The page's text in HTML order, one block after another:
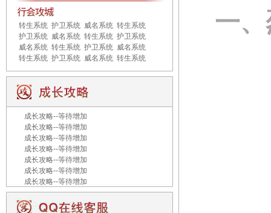
转生系统 护卫系统 威名系统 转生系统
护卫系统 威名系统 转生系统 护卫系统
威名系统 转生系统 护卫系统 威名系统
转生系统 护卫系统 威名系统 转生系统
成长攻略--等待增加
成长攻略--等待增加
成长攻略--等待增加
成长攻略--等待增加
成长攻略--等待增加
成长攻略--等待增加
成长攻略--等待增加
一